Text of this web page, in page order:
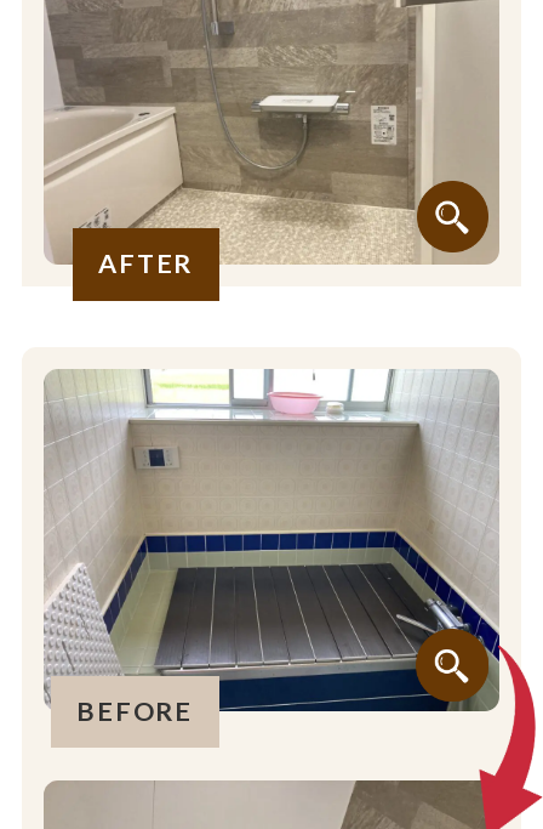
AFTER
BEFORE